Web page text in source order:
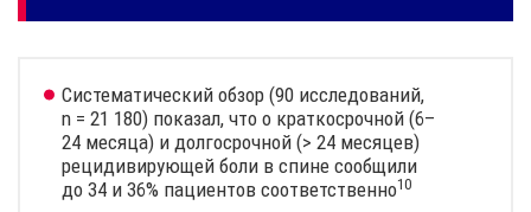
Систематический обзор (90 исследований,
n = 21 180) показал, что о краткосрочной (6–
24 месяца) и долгосрочной (> 24 месяцев)
рецидивирующей боли в спине сообщили
до 34 и 36% пациентов соответственно10